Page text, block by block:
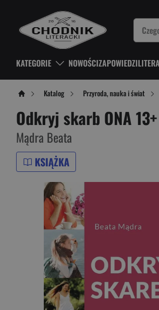
KATEGORIE NOWOŚCIZAPOWIEDZI
Katalog Przyroda, nauka i świat
Odkryj skarb ONA 13+
Mądra Beata
KSIĄŻKA